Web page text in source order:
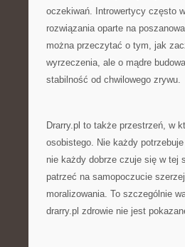
oczekiwań. Introwertycy często
rozwiązania oparte na
można przeczytać o tym, jak
wyrzeczenia, ale o mądre
stabilność od chwilowego zrywu.
Drarry.pl to także przestrzeń, w
osobistego. Nie każdy
nie każdy dobrze czuje się w tej
patrzeć na samopoczucie
moralizowania. To szczególnie
drarry.pl zdrowie nie jest